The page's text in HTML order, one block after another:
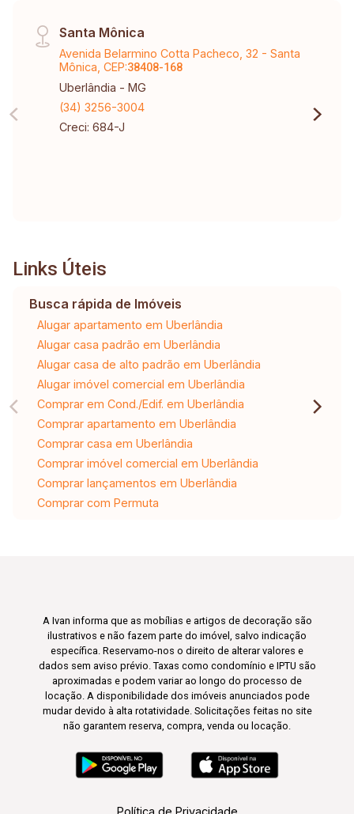
Santa Mônica
Avenida Belarmino Cotta Pacheco, 32 - Santa
Mônica, CEP:38408-168
Uberlândia - MG
(34) 3256-3004
Creci: 684-J
Links Úteis
Busca rápida de Imóveis
Alugar apartamento em Uberlândia
Alugar casa padrão em Uberlândia
Alugar casa de alto padrão em Uberlândia
Alugar imóvel comercial em Uberlândia
Comprar em Cond./Edif. em Uberlândia
Comprar apartamento em Uberlândia
Comprar casa em Uberlândia
Comprar imóvel comercial em Uberlândia
Comprar lançamentos em Uberlândia
Comprar com Permuta
A Ivan informa que as mobílias e artigos de decoração são
ilustrativos e não fazem parte do imóvel, salvo indicação
específica. Reservamo-nos o direito de alterar valores e
dados sem aviso prévio. Taxas como condomínio e IPTU são
aproximadas e podem variar ao longo do processo de
locação. A disponibilidade dos imóveis anunciados pode
mudar devido à alta rotatividade. Solicitações feitas no site
não garantem reserva, compra, venda ou locação.
Política de Privacidade